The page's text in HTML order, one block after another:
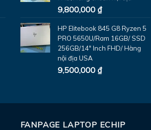
9,800,000 ₫
HP Elitebook 845 G8 Ryzen 5
PRO 5650U/Ram 16GB/ SSD
256GB/14" Inch FHD/ Hàng
nội địa USA
9,500,000 ₫
FANPAGE LAPTOP ECHIP